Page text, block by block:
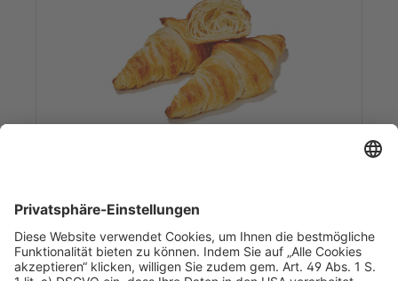
Art-Nr. 30855
TK Croissant Lenôtre, ungegart,
70g